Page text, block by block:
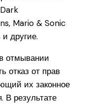
Mario & Sonic
другие.
отмывании
отказ от прав
их законное
В результате